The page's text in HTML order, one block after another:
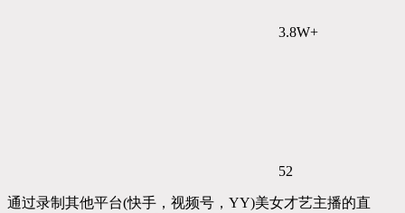
3.8W+
52
通过录制其他平台(快手，视频号，YY)美女才艺主播的直